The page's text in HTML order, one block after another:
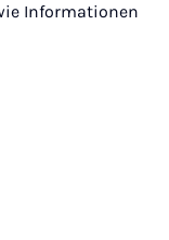
Informationen